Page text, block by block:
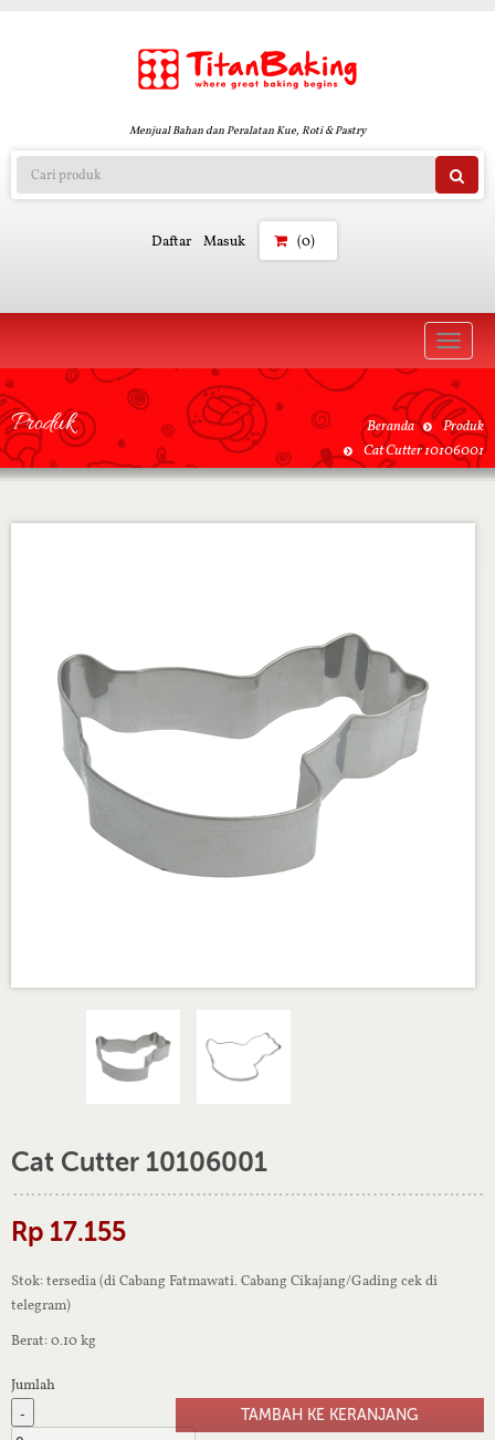
Menjual Bahan dan Peralatan Kue, Roti & Pastry
Daftar Masuk (0)
Toggle
Produk Beranda
Produk
Cat Cutter 10106001
Cat Cutter 10106001
Rp 17.155
Stok: tersedia (di Cabang Fatmawati. Cabang Cikajang/Gading cek di
telegram)
Berat: 0.10 kg
Jumlah
-